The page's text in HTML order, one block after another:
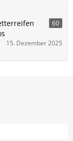
60
15. Dezember 2025